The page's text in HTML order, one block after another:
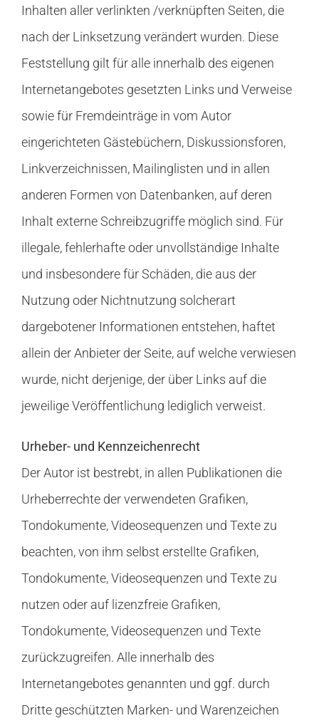
Inhalten aller verlinkten /verknüpften Seiten, die
nach der Linksetzung verändert wurden. Diese
Feststellung gilt für alle innerhalb des eigenen
Internetangebotes gesetzten Links und Verweise
sowie für Fremdeinträge in vom Autor
eingerichteten Gästebüchern, Diskussionsforen,
Linkverzeichnissen, Mailinglisten und in allen
anderen Formen von Datenbanken, auf deren
Inhalt externe Schreibzugriffe möglich sind. Für
illegale, fehlerhafte oder unvollständige Inhalte
und insbesondere für Schäden, die aus der
Nutzung oder Nichtnutzung solcherart
dargebotener Informationen entstehen, haftet
allein der Anbieter der Seite, auf welche verwiesen
wurde, nicht derjenige, der über Links auf die
jeweilige Veröffentlichung lediglich verweist.
Urheber- und Kennzeichenrecht
Der Autor ist bestrebt, in allen Publikationen die
Urheberrechte der verwendeten Grafiken,
Tondokumente, Videosequenzen und Texte zu
beachten, von ihm selbst erstellte Grafiken,
Tondokumente, Videosequenzen und Texte zu
nutzen oder auf lizenzfreie Grafiken,
Tondokumente, Videosequenzen und Texte
zurückzugreifen. Alle innerhalb des
Internetangebotes genannten und ggf. durch
Dritte geschützten Marken- und Warenzeichen